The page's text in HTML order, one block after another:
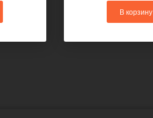
В корзину